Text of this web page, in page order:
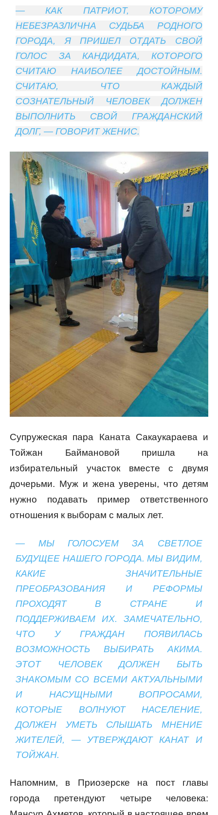
— КАК ПАТРИОТ, КОТОРОМУ
НЕБЕЗРАЗЛИЧНА СУДЬБА РОДНОГО
ГОРОДА, Я ПРИШЕЛ ОТДАТЬ СВОЙ
ГОЛОС ЗА КАНДИДАТА, КОТОРОГО
СЧИТАЮ НАИБОЛЕЕ ДОСТОЙНЫМ.
СЧИТАЮ, ЧТО КАЖДЫЙ
СОЗНАТЕЛЬНЫЙ ЧЕЛОВЕК ДОЛЖЕН
ВЫПОЛНИТЬ СВОЙ ГРАЖДАНСКИЙ
ДОЛГ, — ГОВОРИТ ЖЕНИС.
Супружеская пара Каната Сакаукараева и
Тойжан Баймановой пришла на
избирательный участок вместе с двумя
дочерьми. Муж и жена уверены, что детям
нужно подавать пример ответственного
отношения к выборам с малых лет.
— МЫ ГОЛОСУЕМ ЗА СВЕТЛОЕ
БУДУЩЕЕ НАШЕГО ГОРОДА. МЫ ВИДИМ,
КАКИЕ ЗНАЧИТЕЛЬНЫЕ
ПРЕОБРАЗОВАНИЯ И РЕФОРМЫ
ПРОХОДЯТ В СТРАНЕ И
ПОДДЕРЖИВАЕМ ИХ. ЗАМЕЧАТЕЛЬНО,
ЧТО У ГРАЖДАН ПОЯВИЛАСЬ
ВОЗМОЖНОСТЬ ВЫБИРАТЬ АКИМА.
ЭТОТ ЧЕЛОВЕК ДОЛЖЕН БЫТЬ
ЗНАКОМЫМ СО ВСЕМИ АКТУАЛЬНЫМИ
И НАСУЩНЫМИ ВОПРОСАМИ,
КОТОРЫЕ ВОЛНУЮТ НАСЕЛЕНИЕ,
ДОЛЖЕН УМЕТЬ СЛЫШАТЬ МНЕНИЕ
ЖИТЕЛЕЙ, — УТВЕРЖДАЮТ КАНАТ И
ТОЙЖАН.
Напомним, в Приозерске на пост главы
города претендуют четыре человека: